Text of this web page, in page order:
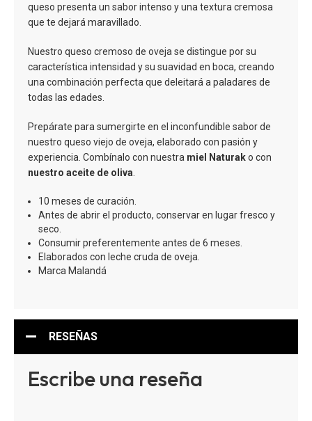
queso presenta un sabor intenso y una textura cremosa
que te dejará maravillado.
Nuestro queso cremoso de oveja se distingue por su
característica intensidad y su suavidad en boca, creando
una combinación perfecta que deleitará a paladares de
todas las edades.
Prepárate para sumergirte en el inconfundible sabor de
nuestro queso viejo de oveja, elaborado con pasión y
experiencia. Combínalo con nuestra miel Naturako con
nuestro aceite de oliva
10 meses de curación.
Antes de abrir el producto, conservar en lugar fresco y
seco.
Consumir preferentemente antes de 6 meses.
Elaborados con leche cruda de oveja.
Marca Malandá
RESEÑAS
Escribe una reseña